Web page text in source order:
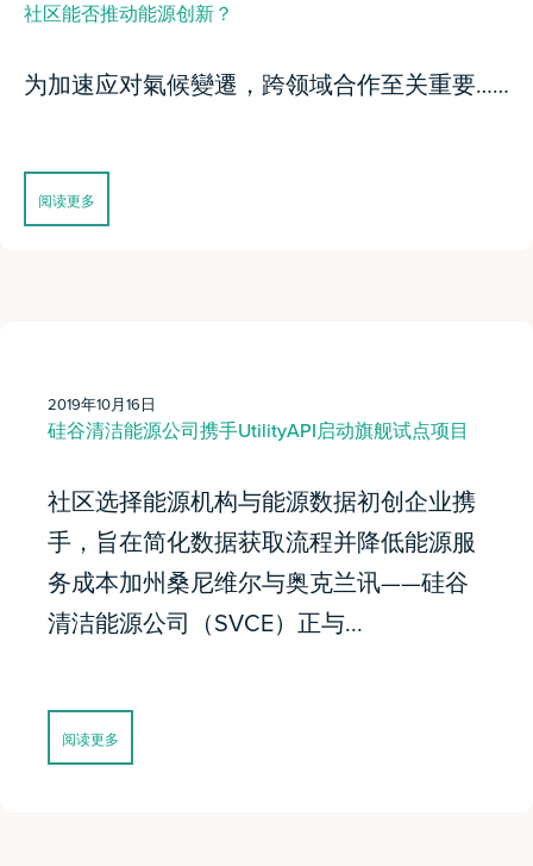
社区能否推动能源创新？
为加速应对氣候變遷，跨领域合作至关重要……
阅读更多
2019年10月16日
硅谷清洁能源公司携手UtilityAPI启动旗舰试点项目
社区选择能源机构与能源数据初创企业携
手，旨在简化数据获取流程并降低能源服
务成本加州桑尼维尔与奥克兰讯——硅谷
清洁能源公司（SVCE）正与...
阅读更多